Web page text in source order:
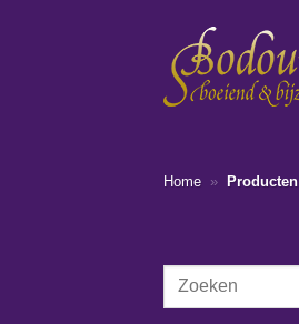
Home » Producten
Zoeken